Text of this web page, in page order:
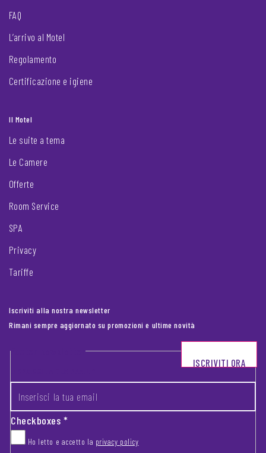
FAQ
L’arrivo al Motel
Regolamento
Certificazione e igiene
Il Motel
Le suite a tema
Le Camere
Offerte
Room Service
SPA
Privacy
Tariffe
Iscriviti alla nostra newsletter
Rimani sempre aggiornato su promozioni e ultime novità
Footer newsletter
Checkboxes*
Ho letto e accetto la privacy policy
ISCRIVITI ORA